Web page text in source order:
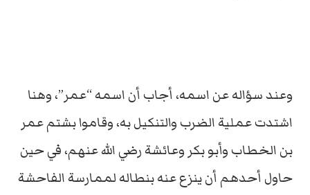
وعند سؤاله عن اسمه، أجاب أن اسمه “عمر”، وهنا
اشتدت عملية الضرب والتنكيل به، وقاموا بشتم عمر
بن الخطاب وأبو بكر وعائشة رضي الله عنهم، في حين
حاول أحدهم أن ينزع عنه بنطاله لممارسة الفاحشة